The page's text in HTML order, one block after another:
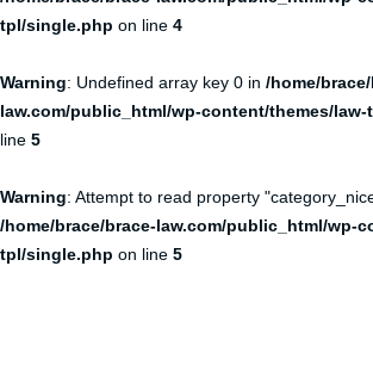
tpl/single.php on line 4
Warning: Undefined array key 0 in /home/
law.com/public_html/wp-content/themes/
line 5
Warning: Attempt to read property
/home/brace/brace-law.com/public_html/wp-
tpl/single.php on line 5